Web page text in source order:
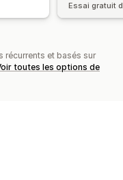
Essai gratuit
récurrents et basés sur
toutes les options de